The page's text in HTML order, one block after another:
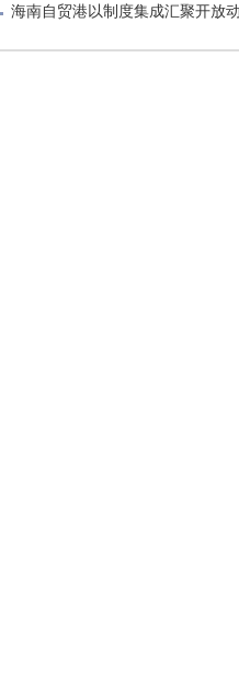
海南自贸港以制度集成汇聚开放